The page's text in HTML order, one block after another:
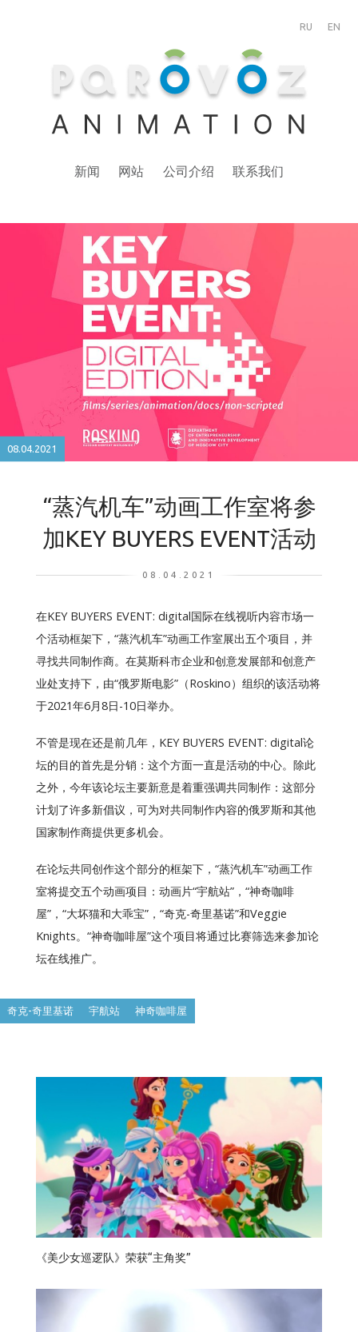
RU EN
新闻 网站 公司介绍 联系我们
08.04.2021
“蒸汽机车”动画工作室将参
加KEY BUYERS EVENT活动
08.04.2021
在KEY BUYERS EVENT: digital国际在线视听内容市场一
个活动框架下，“蒸汽机车”动画工作室展出五个项目，并
寻找共同制作商。在莫斯科市企业和创意发展部和创意产
业处支持下，由“俄罗斯电影”（Roskino）组织的该活动将
于2021年6月8日-10日举办。
不管是现在还是前几年，KEY BUYERS EVENT: digital论
坛的目的首先是分销：这个方面一直是活动的中心。除此
之外，今年该论坛主要新意是着重强调共同制作：这部分
计划了许多新倡议，可为对共同制作内容的俄罗斯和其他
国家制作商提供更多机会。
在论坛共同创作这个部分的框架下，“蒸汽机车”动画工作
室将提交五个动画项目：动画片“宇航站”，“神奇咖啡
屋”，“大坏猫和大乖宝”，“奇克-奇里基诺”和Veggie
Knights。“神奇咖啡屋”这个项目将通过比赛筛选来参加论
坛在线推广。
奇克-奇里基诺 宇航站 神奇咖啡屋
《美少女巡逻队》荣获“主角奖”